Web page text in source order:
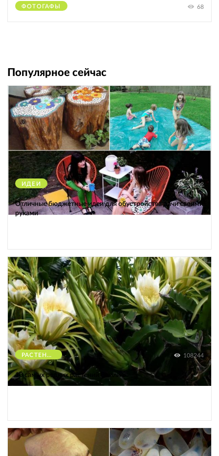
ФОТОГАФЫ 68
Популярное сейчас
ИДЕИ 38262
Отличные бюджетные идеи для обустройства дачи своими
руками
РАСТЕНИЯ 108244
10 самых редких растений Земли